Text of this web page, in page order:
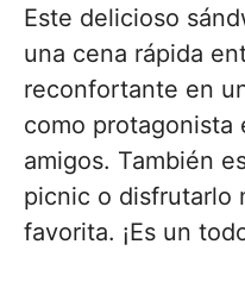
Este delicioso
una cena rápida
reconfortante en
como protagonista
amigos. También
picnic o disfrutarlo
favorita. ¡Es un